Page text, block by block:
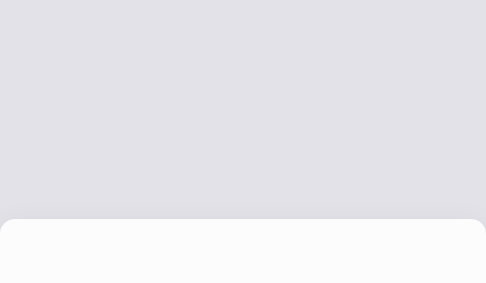
betci girişbetci girişhiltonbet yeni giriş